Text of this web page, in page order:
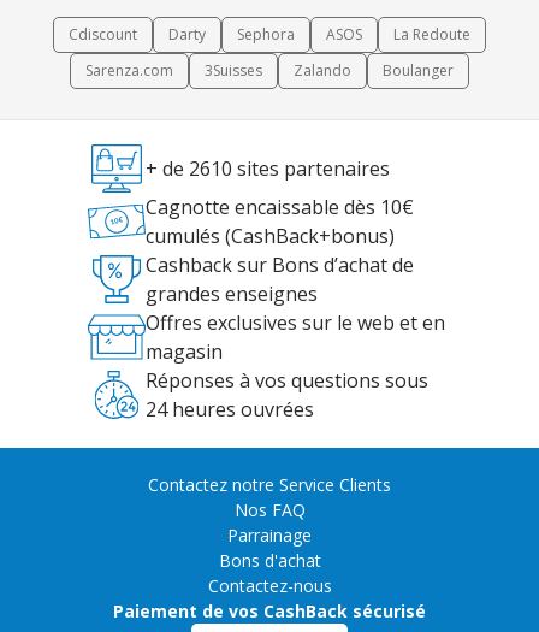
Cdiscount Darty Sephora ASOS
La Redoute
Sarenza.com
3Suisses Zalando Boulanger
+ de 2610 sites partenaires
Cagnotte encaissable dès 10€
cumulés (CashBack+bonus)
Cashback sur Bons d’achat de
grandes enseignes
Offres exclusives sur le web et en
magasin
Réponses à vos questions sous
24 heures ouvrées
Contactez notre Service Clients
Nos FAQ
Parrainage
Bons d'achat
Contactez-nous
Paiement de vos CashBack sécurisé